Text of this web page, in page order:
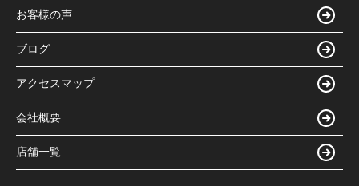
お客様の声
ブログ
アクセスマップ
会社概要
店舗一覧